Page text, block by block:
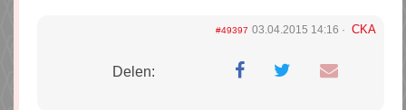
#49397 03.04.2015 14:16 CKA
Delen: